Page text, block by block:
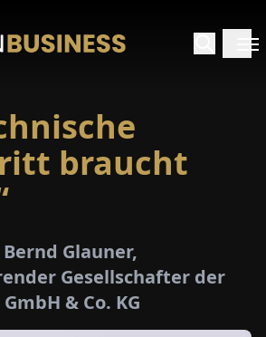
braucht
Glauner,
Gesellschafter der
& Co. KG